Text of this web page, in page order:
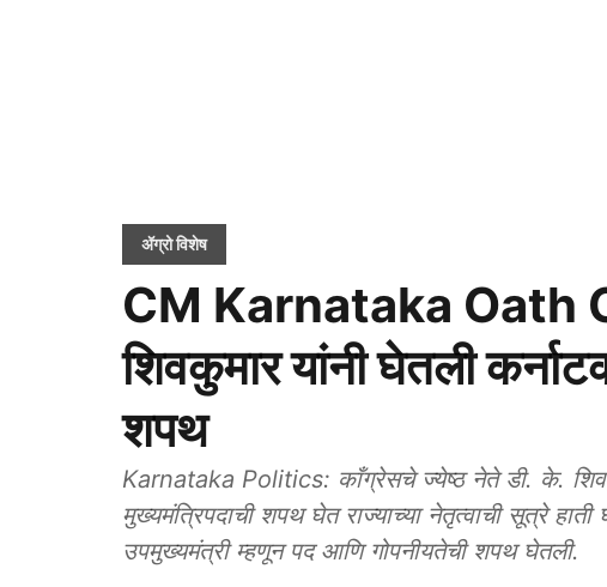
ॲग्रो विशेष
CM Karnataka Oath
शिवकुमार यांनी घेतली
शपथ
Karnataka Politics: काँग्रेसचे ज्येष्ठ नेते डी. के.
मुख्यमंत्रिपदाची शपथ घेत राज्याच्या नेतृत्वाची सूत्रे हाती
उपमुख्यमंत्री म्हणून पद आणि गोपनीयतेची शपथ घेतली.